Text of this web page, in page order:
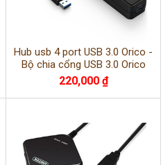
Hub usb 4 port USB 3.0 Orico -
Bộ chia cổng USB 3.0 Orico
W5PH4-U3-BK
220,000 ₫